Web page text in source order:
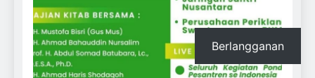
Berlangganan